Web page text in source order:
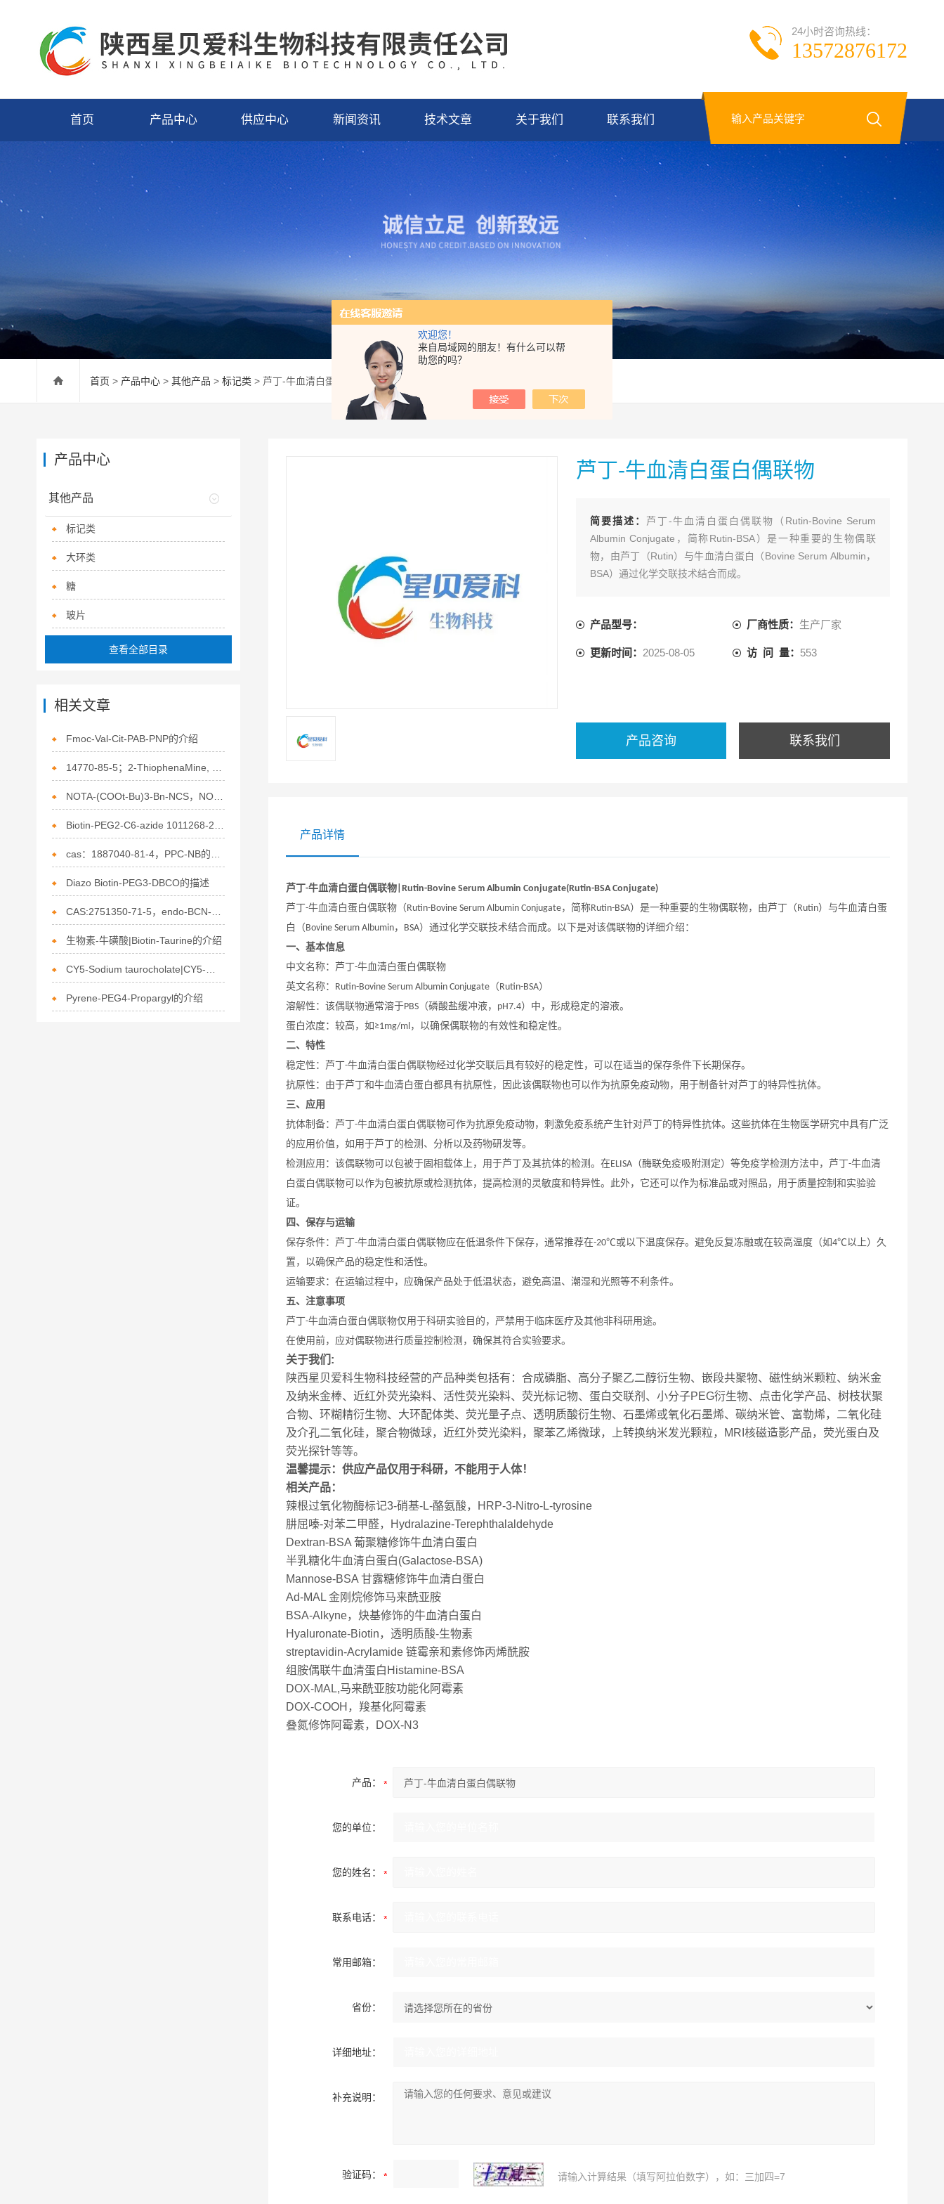
欢迎您！
来自局域网的朋友！有什么可以帮
助您的吗？
24小时咨询热线：
13572876172
首页 产品中心 供应中心 新闻资讯 技术文章 关于我们 联系我们
首页 > 产品中心 > 其他产品 > 标记类 > 芦丁-牛血清白蛋白偶联物
芦丁-牛血清白蛋白偶联物
简要描述： 芦丁-牛血清白蛋白偶联物（Rutin-Bovine Serum
Albumin Conjugate，简称Rutin-BSA）是一种重要的生物偶联
物，由芦丁（Rutin）与牛血清白蛋白（Bovine Serum Albumin，
BSA）通过化学交联技术结合而成。
产品型号： 厂商性质： 生产厂家
更新时间： 2025-08-05 访 问 量： 553
产品咨询 联系我们
产品详情
芦丁-牛血清白蛋白偶联物 Rutin-Bovine Serum Albumin Conjugate(Rutin-BSA Conjugate)
芦丁-牛血清白蛋白偶联物（Rutin-Bovine Serum Albumin Conjugate，简称Rutin-BSA）是一种重要的生物偶联物，由芦丁（Rutin）与牛血清白蛋
白（Bovine Serum Albumin， BSA）通过化学交联技术结合而成。以下是对该偶联物的详细介绍：
一、基本信息
中文名称：芦丁-牛血清白蛋白偶联物
英文名称： Rutin-Bovine Serum Albumin Conjugate （Rutin-BSA）
溶解性：该偶联物通常溶于PBS （磷酸盐缓冲液， pH7.4）中，形成稳定的溶液。
蛋白浓度：较高，如 ≥1mg/ml，以确保偶联物的有效性和稳定性。
二、特性
稳定性：芦丁-牛血清白蛋白偶联物经过化学交联后具有较好的稳定性，可以在适当的保存条件下长期保存。
抗原性：由于芦丁和牛血清白蛋白都具有抗原性，因此该偶联物也可以作为抗原免疫动物，用于制备针对芦丁的特异性抗体。
三、应用
抗体制备：芦丁-牛血清白蛋白偶联物可作为抗原免疫动物，刺激免疫系统产生针对芦丁的特异性抗体。这些抗体在生物医学研究中具有广泛
的应用价值，如用于芦丁的检测、分析以及药物研发等。
检测应用：该偶联物可以包被于固相载体上，用于芦丁及其抗体的检测。在ELISA （酶联免疫吸附测定）等免疫学检测方法中，芦丁-牛血清
白蛋白偶联物可以作为包被抗原或检测抗体，提高检测的灵敏度和特异性。此外，它还可以作为标准品或对照品，用于质量控制和实验验
证。
四、保存与运输
保存条件：芦丁-牛血清白蛋白偶联物应在低温条件下保存，通常推荐在-20℃或以下温度保存。避免反复冻融或在较高温度（如4℃以上）久
置，以确保产品的稳定性和活性。
运输要求：在运输过程中，应确保产品处于低温状态，避免高温、潮湿和光照等不利条件。
五、注意事项
芦丁-牛血清白蛋白偶联物仅用于科研实验目的，严禁用于临床医疗及其他非科研用途。
在使用前，应对偶联物进行质量控制检测，确保其符合实验要求。
关于我们:
陕西星贝爱科生物科技经营的产品种类包括有：合成磷脂、高分子聚乙二醇衍生物、嵌段共聚物、磁性纳米颗粒、纳米金
及纳米金棒、近红外荧光染料、活性荧光染料、荧光标记物、蛋白交联剂、小分子PEG衍生物、点击化学产品、树枝状聚
合物、环糊精衍生物、大环配体类、荧光量子点、透明质酸衍生物、石墨烯或氧化石墨烯、碳纳米管、富勒烯，二氧化硅
及介孔二氧化硅，聚合物微球，近红外荧光染料，聚苯乙烯微球，上转换纳米发光颗粒，MRI核磁造影产品，荧光蛋白及
荧光探针等等。
温馨提示：供应产品仅用于科研，不能用于人体！
相关产品：
辣根过氧化物酶标记3-硝基-L-酪氨酸，HRP-3-Nitro-L-tyrosine
肼屈嗪-对苯二甲醛，Hydralazine-Terephthalaldehyde
Dextran-BSA 葡聚糖修饰牛血清白蛋白
半乳糖化牛血清白蛋白(Galactose-BSA)
Mannose-BSA 甘露糖修饰牛血清白蛋白
Ad-MAL 金刚烷修饰马来酰亚胺
BSA-Alkyne，炔基修饰的牛血清白蛋白
Hyaluronate-Biotin，透明质酸-生物素
streptavidin-Acrylamide 链霉亲和素修饰丙烯酰胺
组胺偶联牛血清蛋白Histamine-BSA
DOX-MAL,马来酰亚胺功能化阿霉素
DOX-COOH，羧基化阿霉素
叠氮修饰阿霉素，DOX-N3
产品：
您的单位：
您的姓名：
联系电话：
常用邮箱：
省份：
详细地址：
补充说明：
验证码： 请输入计算结果（填写阿拉伯数字），如：三加四=7
产品中心
其他产品
标记类
大环类
糖
玻片
查看全部目录
相关文章
Fmoc-Val-Cit-PAB-PNP的介绍
NOTA-(COOt-Bu)3-Bn-NCS，NOTA-三叔丁酯-Bn-NCS的相关描述
Diazo Biotin-PEG3-DBCO的描述
生物素-牛磺酸|Biotin-Taurine的介绍
Pyrene-PEG4-Propargyl的介绍